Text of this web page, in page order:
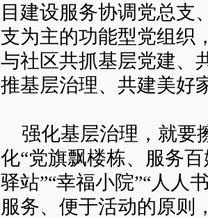
目建设服务协调党总支
支为主的功能型党组织
与社区共抓基层党建、
推基层治理、共建美好
强化基层治理，就要
化“党旗飘楼栋、服务
驿站”“幸福小院”“人人
服务、便于活动的原则